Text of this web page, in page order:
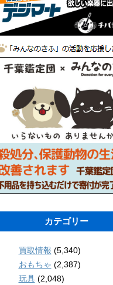
カテゴリー
買取情報 (5,340)
おもちゃ (2,387)
玩具(2,048)